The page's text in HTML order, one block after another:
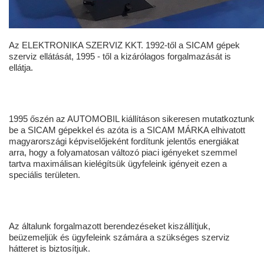
Az ELEKTRONIKA SZERVIZ KKT. 1992-től a SICAM gépek
szerviz ellátását, 1995 - től a kizárólagos forgalmazását is
ellátja.
1995 őszén az AUTOMOBIL kiállításon sikeresen mutatkoztunk
be a SICAM gépekkel és azóta is a SICAM MÁRKA elhivatott
magyarországi képviselőjeként fordítunk jelentős energiákat
arra, hogy a folyamatosan változó piaci igényeket szemmel
tartva maximálisan kielégítsük ügyfeleink igényeit ezen a
speciális területen.
Az általunk forgalmazott berendezéseket kiszállítjuk,
beüzemeljük és ügyfeleink számára a szükséges szerviz
hátteret is biztosítjuk.